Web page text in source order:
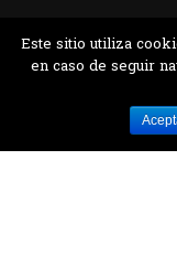
Desarrollado por
Este sitio utiliza
en caso de seguir